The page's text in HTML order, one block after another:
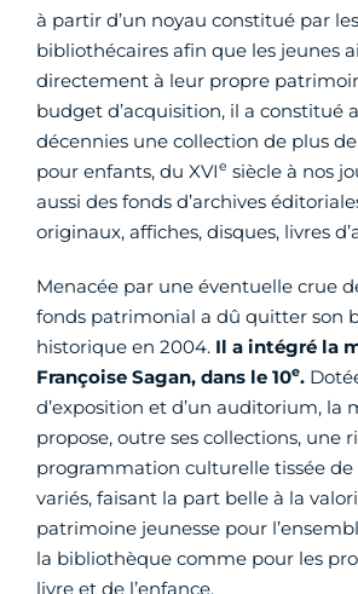
à partir d’un noyau constitué par
bibliothécaires afin que les jeunes
directement à leur propre
budget d’acquisition, il a constitué
décennies une collection de plus
pour enfants, du XVIe siècle à nos
aussi des fonds d’archives
originaux, affiches, disques, livres
Menacée par une éventuelle crue
fonds patrimonial a dû quitter son
historique en 2004. Il a intégré la
Françoise Sagan, dans le 10e.
d’exposition et d’un auditorium, la
propose, outre ses collections, une
programmation culturelle tissée
variés, faisant la part belle à la
patrimoine jeunesse pour
la bibliothèque comme pour les
livre et de l’enfance.